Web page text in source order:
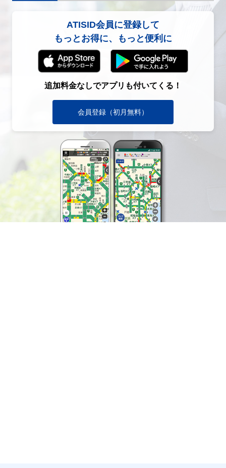
ATISID会員に登録して
もっとお得に、もっと便利に
追加料金なしでアプリも付いてくる！
会員登録（初月無料）